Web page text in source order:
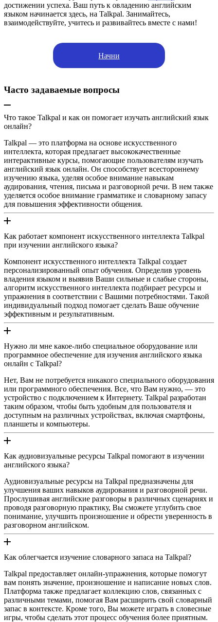
достижении успеха. Ваш путь к овладению английским
языком начинается здесь, на Talkpal. Занимайтесь,
взаимодействуйте, учитесь и развивайтесь вместе с нами!
Начни
Часто задаваемые вопросы
Что такое Talkpal и как он помогает изучать английский язык
онлайн?
Talkpal — это платформа на основе искусственного
интеллекта, которая предлагает высококачественные
интерактивные курсы, помогающие пользователям изучать
английский язык онлайн. Он способствует всестороннему
изучению языка, уделяя особое внимание навыкам
аудирования, чтения, письма и разговорной речи. В нем также
уделяется особое внимание грамматике и словарному запасу
для повышения эффективности общения.
Как работает компонент искусственного интеллекта Talkpal
при изучении английского языка?
Компонент искусственного интеллекта Talkpal создает
персонализированный опыт обучения. Определив уровень
владения языком и выявив Ваши сильные и слабые стороны,
алгоритм искусственного интеллекта подбирает ресурсы и
упражнения в соответствии с Вашими потребностями. Такой
индивидуальный подход помогает сделать Ваше обучение
эффективным и результативным.
Нужно ли мне какое-либо специальное оборудование или
программное обеспечение для изучения английского языка
онлайн с Talkpal?
Нет, Вам не потребуется никакого специального оборудования
или программного обеспечения. Все, что Вам нужно, — это
устройство с подключением к Интернету. Talkpal разработан
таким образом, чтобы быть удобным для пользователя и
доступным на различных устройствах, включая смартфоны,
планшеты и компьютеры.
Как аудиовизуальные ресурсы Talkpal помогают в изучении
английского языка?
Аудиовизуальные ресурсы на Talkpal предназначены для
улучшения ваших навыков аудирования и разговорной речи.
Прослушивая английские разговоры в различных сценариях и
проводя разговорную практику, Вы сможете углубить свое
понимание, улучшить произношение и обрести уверенность в
разговорном английском.
Как облегчается изучение словарного запаса на Talkpal?
Talkpal предоставляет онлайн-упражнения, которые помогут
вам понять значение, произношение и написание новых слов.
Платформа также предлагает коллекцию слов, связанных с
различными темами, помогая Вам расширить свой словарный
запас в контексте. Кроме того, Вы можете играть в словесные
игры, чтобы сделать этот процесс обучения более приятным.